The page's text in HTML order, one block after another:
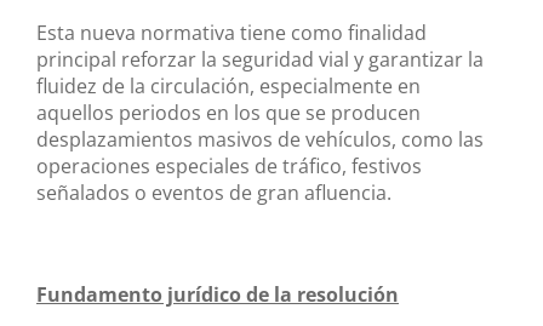
Esta nueva normativa tiene como finalidad
principal reforzar la seguridad vial y garantizar la
fluidez de la circulación, especialmente en
aquellos periodos en los que se producen
desplazamientos masivos de vehículos, como las
operaciones especiales de tráfico, festivos
señalados o eventos de gran afluencia.
Fundamento jurídico de la resolución